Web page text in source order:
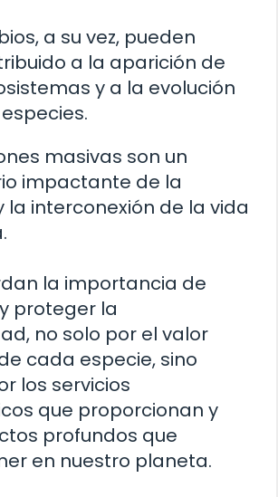
a su vez, pueden
a la aparición de
y a la evolución
masivas son un
impactante de la
la interconexión de la vida
la importancia de
proteger la
no solo por el valor
cada especie, sino
los servicios
que proporcionan y
profundos que
en nuestro planeta.